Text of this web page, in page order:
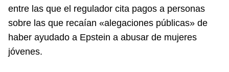
entre las que el regulador cita pagos a personas
sobre las que recaían «alegaciones públicas» de
haber ayudado a Epstein a abusar de mujeres
jóvenes.